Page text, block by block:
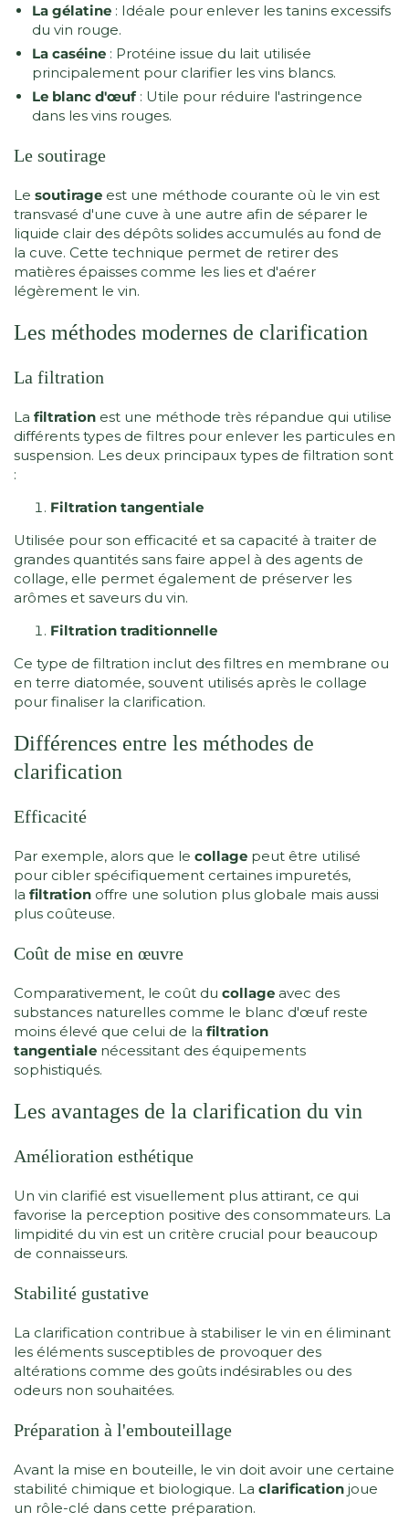
La gélatine : Idéale pour enlever les tanins excessifs
du vin rouge.
La caséine : Protéine issue du lait utilisée
principalement pour clarifier les vins blancs.
Le blanc d'œuf: Utile pour réduire l'astringence
dans les vins rouges.
Le soutirage
Le soutirage est une méthode courante où le vin est
transvasé d'une cuve à une autre afin de séparer le
liquide clair des dépôts solides accumulés au fond de
la cuve. Cette technique permet de retirer des
matières épaisses comme les lies et d'aérer
légèrement le vin.
Les méthodes modernes de clarification
La filtration
La filtration est une méthode très répandue qui utilise
différents types de filtres pour enlever les particules en
suspension. Les deux principaux types de filtration sont
:
Filtration tangentiale
Utilisée pour son efficacité et sa capacité à traiter de
grandes quantités sans faire appel à des agents de
collage, elle permet également de préserver les
arômes et saveurs du vin.
Filtration traditionnelle
Ce type de filtration inclut des filtres en membrane ou
en terre diatomée, souvent utilisés après le collage
pour finaliser la clarification.
Différences entre les méthodes de
clarification
Efficacité
Par exemple, alors que le collage peut être utilisé
pour cibler spécifiquement certaines impuretés,
la filtration offre une solution plus globale mais aussi
plus coûteuse.
Coût de mise en œuvre
Comparativement, le coût du collage avec des
substances naturelles comme le blanc d'œuf reste
moins élevé que celui de la filtration
tangentiale nécessitant des équipements
sophistiqués.
Les avantages de la clarification du vin
Amélioration esthétique
Un vin clarifié est visuellement plus attirant, ce qui
favorise la perception positive des consommateurs. La
limpidité du vin est un critère crucial pour beaucoup
de connaisseurs.
Stabilité gustative
La clarification contribue à stabiliser le vin en éliminant
les éléments susceptibles de provoquer des
altérations comme des goûts indésirables ou des
odeurs non souhaitées.
Préparation à l'embouteillage
Avant la mise en bouteille, le vin doit avoir une certaine
stabilité chimique et biologique. La clarification joue
un rôle-clé dans cette préparation.